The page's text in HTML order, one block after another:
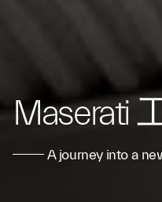
Maserati
A journey into a